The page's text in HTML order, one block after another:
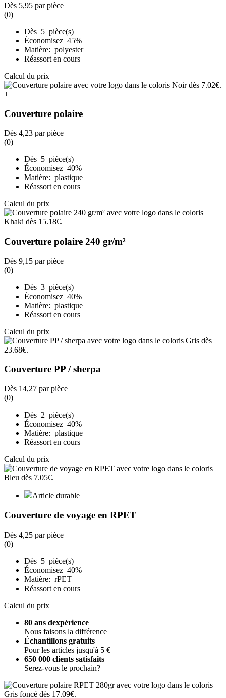
Dès 5,95 par pièce
(0)
Dès 5 pièce(s)
Économisez 45%
Matière: polyester
Réassort en cours
Calcul du prix
+
Couverture polaire
Dès 4,23 par pièce
(0)
Dès 5 pièce(s)
Économisez 40%
Matière: plastique
Réassort en cours
Calcul du prix
Couverture polaire 240 gr/m²
Dès 9,15 par pièce
(0)
Dès 3 pièce(s)
Économisez 40%
Matière: plastique
Réassort en cours
Calcul du prix
Couverture PP / sherpa
Dès 14,27 par pièce
(0)
Dès 2 pièce(s)
Économisez 40%
Matière: plastique
Réassort en cours
Calcul du prix
Article durable
Couverture de voyage en RPET
Dès 4,25 par pièce
(0)
Dès 5 pièce(s)
Économisez 40%
Matière: rPET
Réassort en cours
Calcul du prix
80 ans dexpérience
Nous faisons la différence
Échantillons gratuits
Pour les articles jusqu'à 5 €
650 000 clients satisfaits
Serez-vous le prochain?